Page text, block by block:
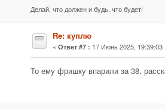
Делай, что должен и будь, что будет!
Re: куплю
« Ответ #7 : 17 Июнь 2025, 19:39:03
То ему фришку впарили за 38,